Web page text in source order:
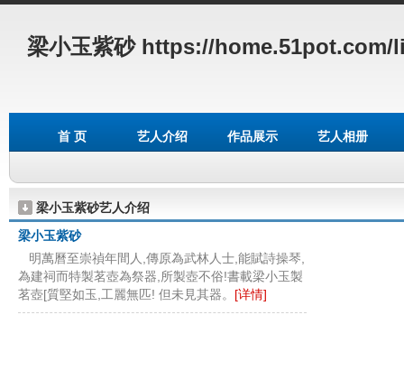
梁小玉紫砂https://home.51pot.com/
首 页 艺人介绍 作品展示 艺人相册
梁小玉紫砂艺人介绍
梁小玉紫砂
明萬曆至崇禎年間人,傳原為武林人士,能賦詩操琴,
為建祠而特製茗壺為祭器,所製壺不俗!書載梁小玉製
茗壺[質堅如玉,工麗無匹! 但未見其器。 [详情]